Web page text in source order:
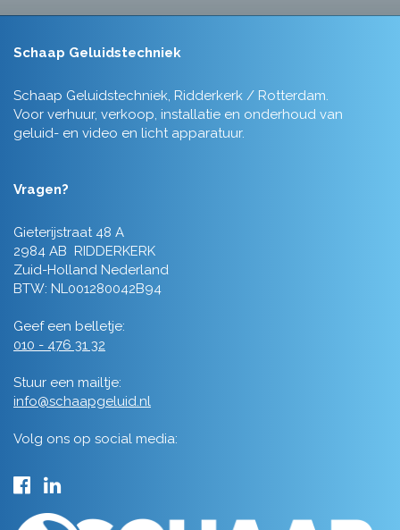
Schaap Geluidstechniek
Schaap Geluidstechniek, Ridderkerk / Rotterdam.
Voor verhuur, verkoop, installatie en onderhoud van
geluid- en video en licht apparatuur.
Vragen?
Gieterijstraat 48 A
2984 AB RIDDERKERK
Zuid-Holland Nederland
BTW: NL001280042B94
Geef een belletje:
010 - 476 31 32
Stuur een mailtje:
info@schaapgeluid.nl
Volg ons op social media: